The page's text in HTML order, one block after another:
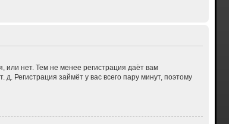
или нет. Тем не менее регистрация даёт вам
Регистрация займёт у вас всего пару минут, поэтому